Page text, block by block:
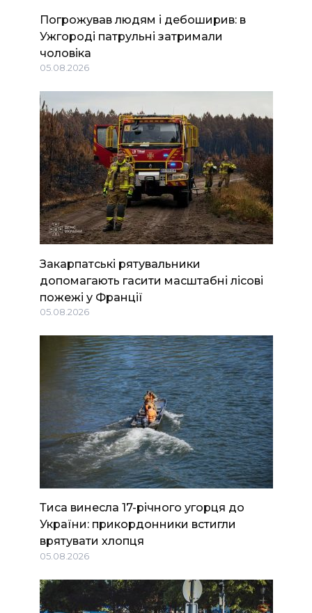
Погрожував людям і дебоширив: в
Ужгороді патрульні затримали
чоловіка
05.08.2026
Закарпатські рятувальники
допомагають гасити масштабні лісові
пожежі у Франції
05.08.2026
Тиса винесла 17-річного угорця до
України: прикордонники встигли
врятувати хлопця
05.08.2026